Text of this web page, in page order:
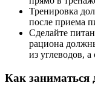
Тренировка
после приема
Сделайте
рациона
из углеводов,
Как заниматься